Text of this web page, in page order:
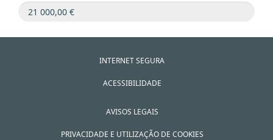
INTERNET SEGURA
ACESSIBILIDADE
AVISOS LEGAIS
PRIVACIDADE E UTILIZAÇÃO DE COOKIES